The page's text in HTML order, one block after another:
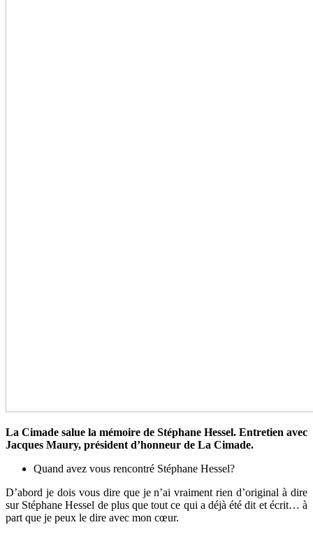
La Cimade salue la mémoire de Stéphane Hessel. Entretien avec
Jacques Maury, président d’honneur de La Cimade.
Quand avez vous rencontré Stéphane Hessel?
D’abord je dois vous dire que je n’ai vraiment rien d’original à dire
sur Stéphane Hessel de plus que tout ce qui a déjà été dit et écrit… à
part que je peux le dire avec mon cœur.